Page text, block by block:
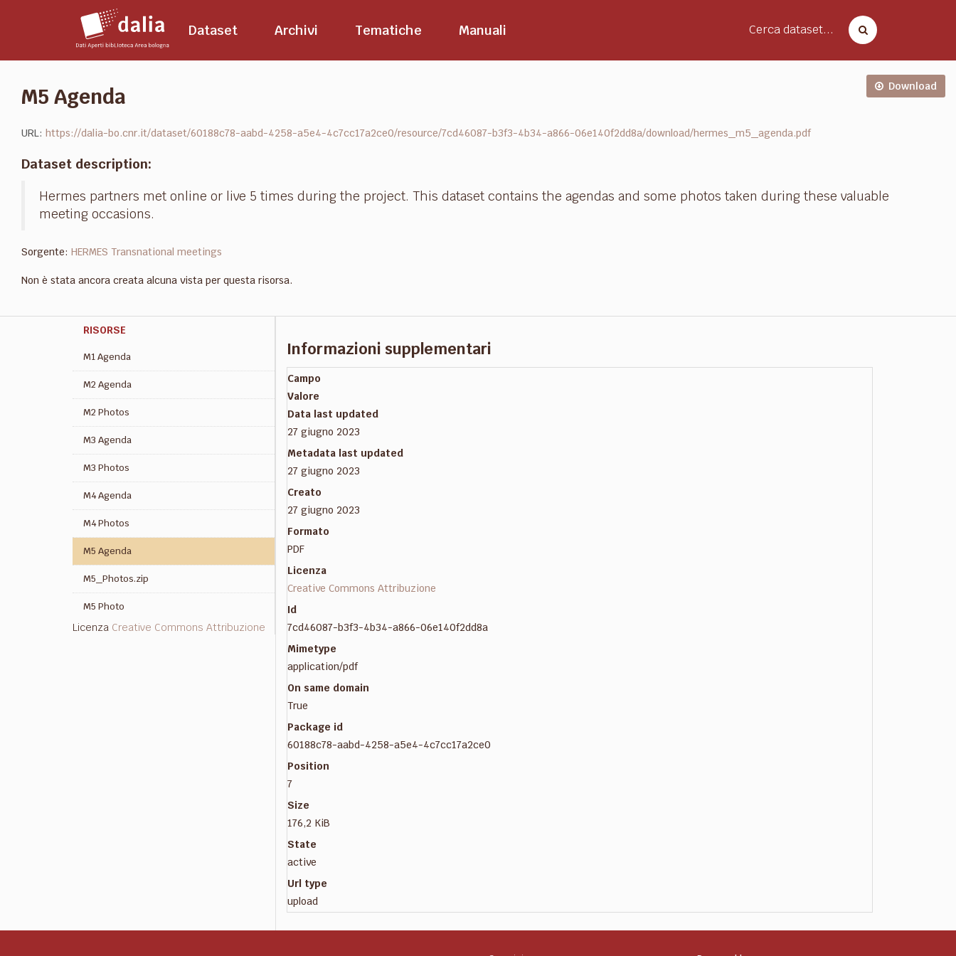
Dataset Archivi Tematiche Manuali Cerca dataset...
Download
M5 Agenda
URL: https://dalia-bo.cnr.it/dataset/60188c78-aabd-4258-a5e4-4c7cc17a2ce0/resource/7cd46087-b3f3-4b34-a866-06e140f2dd8a/download/hermes_m5_agenda.pdf
Dataset description:
Hermes partners met online or live 5 times during the project. This dataset contains the agendas and some photos taken during these valuable
meeting occasions.
Sorgente: HERMES Transnational meetings
Non è stata ancora creata alcuna vista per questa risorsa.
RISORSE
M1 Agenda
M2 Agenda
M2 Photos
M3 Agenda
M3 Photos
M4 Agenda
M4 Photos
M5 Agenda
M5_Photos.zip
M5 Photo
Licenza Creative Commons Attribuzione
Informazioni supplementari
Campo
Valore
Data last updated
27 giugno 2023
Metadata last updated
27 giugno 2023
Creato
27 giugno 2023
Formato
PDF
Licenza
Creative Commons Attribuzione
Id
7cd46087-b3f3-4b34-a866-06e140f2dd8a
Mimetype
application/pdf
On same domain
True
Package id
60188c78-aabd-4258-a5e4-4c7cc17a2ce0
Position
7
Size
176,2 KiB
State
active
Url type
upload